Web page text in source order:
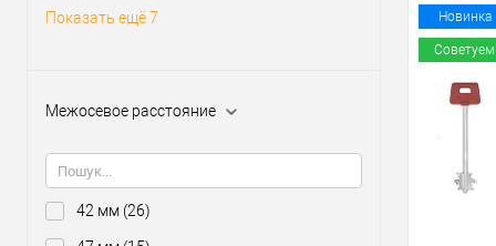
Показать ещё 7
Межосевое расстояние
42 мм (26)
Межосевое
расстояние
В
Новинка
Советуем